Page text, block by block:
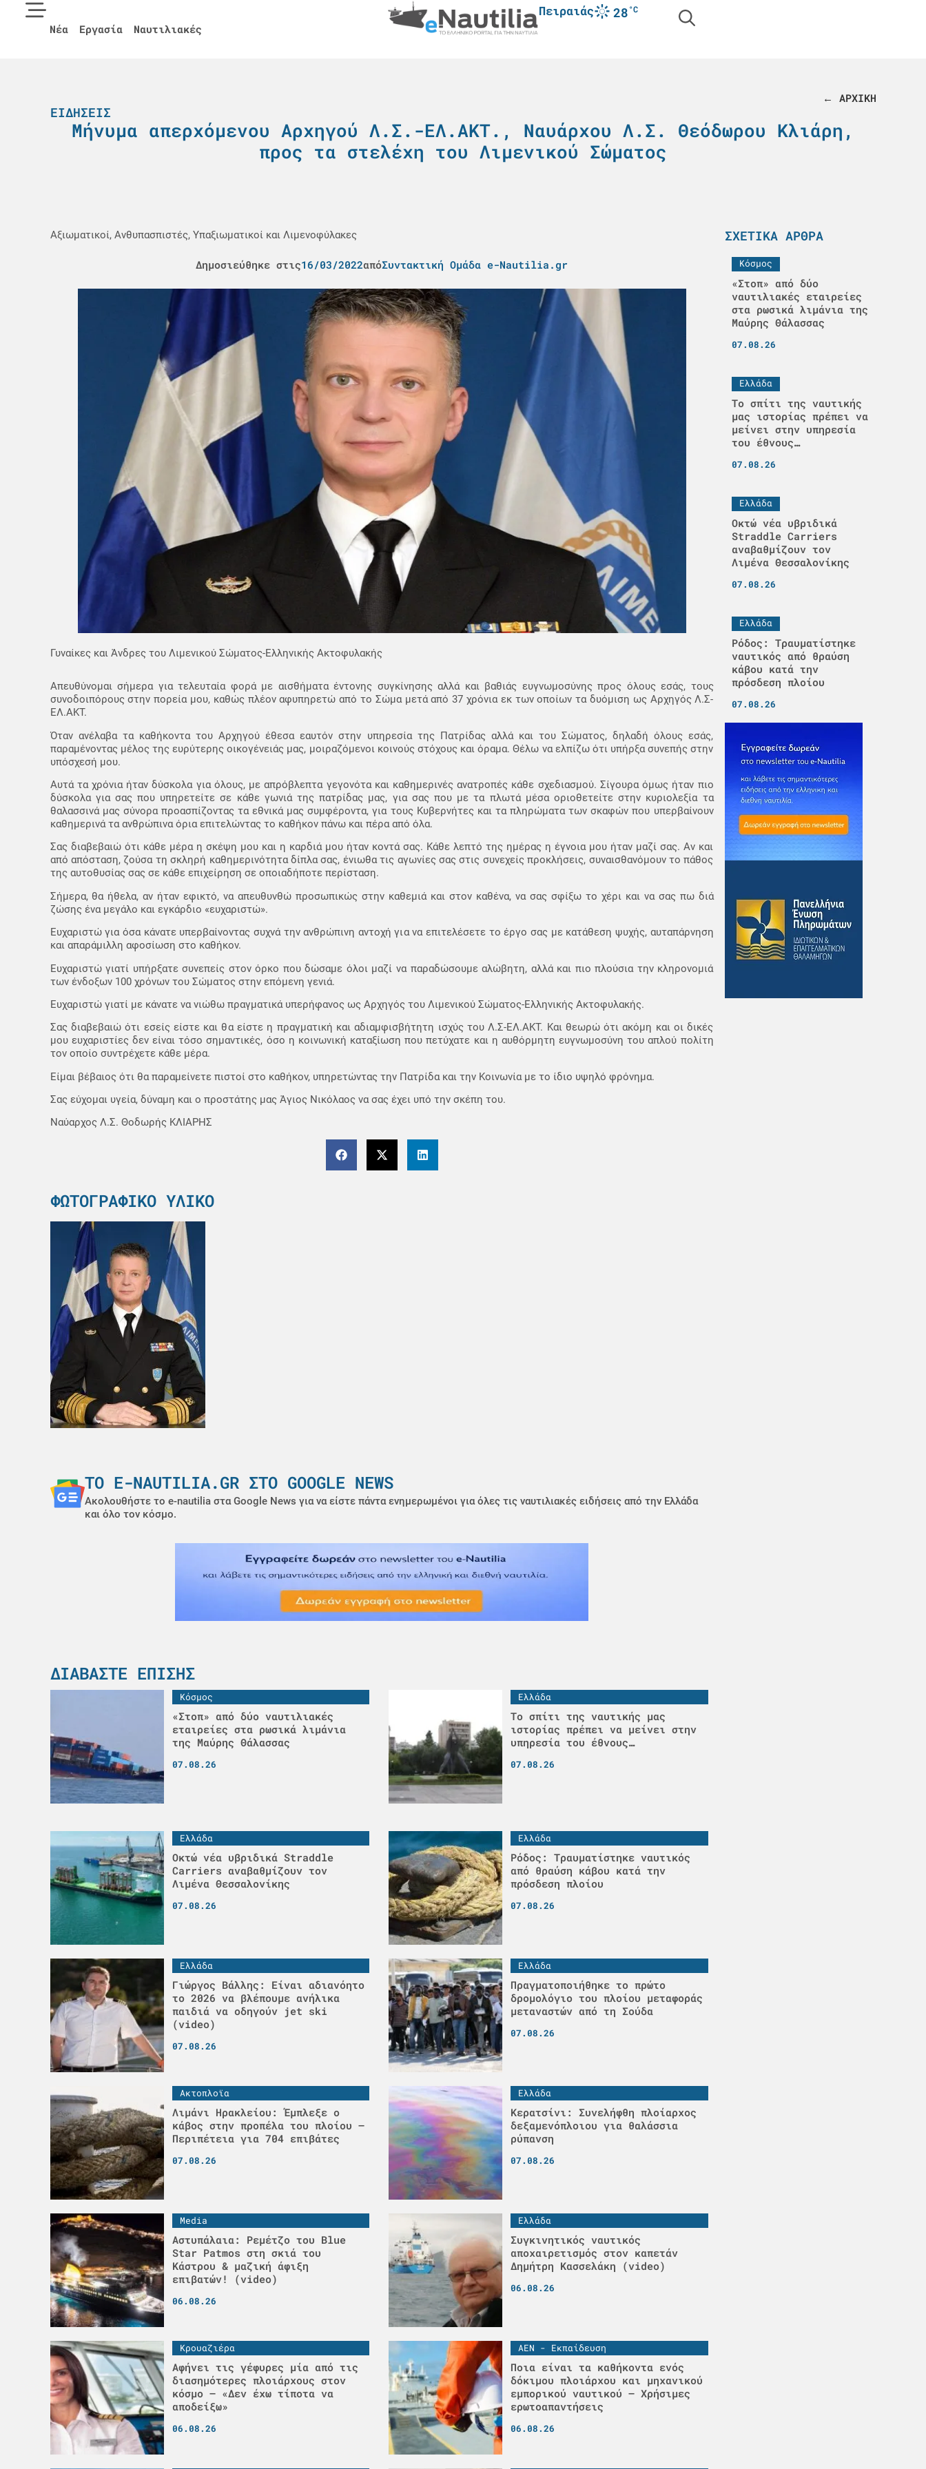
Νέα Εργασία Ναυτιλιακές
Πειραιάς 28°C
← ΑΡΧΙΚΗ
ΕΙΔΉΣΕΙΣ
Μήνυμα απερχόμενου Αρχηγού Λ.Σ.-ΕΛ.ΑΚΤ., Ναυάρχου Λ.Σ. Θεόδωρου Κλιάρη,
προς τα στελέχη του Λιμενικού Σώματος
Αξιωματικοί, Ανθυπασπιστές, Υπαξιωματικοί και Λιμενοφύλακες
Δημοσιεύθηκε στις16/03/2022απόΣυντακτική Ομάδα e-Nautilia.gr
Γυναίκες και Άνδρες του Λιμενικού Σώματος-Ελληνικής Ακτοφυλακής
Απευθύνομαι σήμερα για τελευταία φορά με αισθήματα έντονης συγκίνησης αλλά και βαθιάς ευγνωμοσύνης προς όλους εσάς, τους
συνοδοιπόρους στην πορεία μου, καθώς πλέον αφυπηρετώ από το Σώμα μετά από 37 χρόνια εκ των οποίων τα δυόμιση ως Αρχηγός Λ.Σ-
ΕΛ.ΑΚΤ.
Όταν ανέλαβα τα καθήκοντα του Αρχηγού έθεσα εαυτόν στην υπηρεσία της Πατρίδας αλλά και του Σώματος, δηλαδή όλους εσάς,
παραμένοντας μέλος της ευρύτερης οικογένειάς μας, μοιραζόμενοι κοινούς στόχους και όραμα. Θέλω να ελπίζω ότι υπήρξα συνεπής στην
υπόσχεσή μου.
Αυτά τα χρόνια ήταν δύσκολα για όλους, με απρόβλεπτα γεγονότα και καθημερινές ανατροπές κάθε σχεδιασμού. Σίγουρα όμως ήταν πιο
δύσκολα για σας που υπηρετείτε σε κάθε γωνιά της πατρίδας μας, για σας που με τα πλωτά μέσα οριοθετείτε στην κυριολεξία τα
θαλασσινά μας σύνορα προασπίζοντας τα εθνικά μας συμφέροντα, για τους Κυβερνήτες και τα πληρώματα των σκαφών που υπερβαίνουν
καθημερινά τα ανθρώπινα όρια επιτελώντας το καθήκον πάνω και πέρα από όλα.
Σας διαβεβαιώ ότι κάθε μέρα η σκέψη μου και η καρδιά μου ήταν κοντά σας. Κάθε λεπτό της ημέρας η έγνοια μου ήταν μαζί σας. Αν και
από απόσταση, ζούσα τη σκληρή καθημερινότητα δίπλα σας, ένιωθα τις αγωνίες σας στις συνεχείς προκλήσεις, συναισθανόμουν το πάθος
της αυτοθυσίας σας σε κάθε επιχείρηση σε οποιαδήποτε περίσταση.
Σήμερα, θα ήθελα, αν ήταν εφικτό, να απευθυνθώ προσωπικώς στην καθεμιά και στον καθένα, να σας σφίξω το χέρι και να σας πω διά
ζώσης ένα μεγάλο και εγκάρδιο «ευχαριστώ».
Ευχαριστώ για όσα κάνατε υπερβαίνοντας συχνά την ανθρώπινη αντοχή για να επιτελέσετε το έργο σας με κατάθεση ψυχής, αυταπάρνηση
και απαράμιλλη αφοσίωση στο καθήκον.
Ευχαριστώ γιατί υπήρξατε συνεπείς στον όρκο που δώσαμε όλοι μαζί να παραδώσουμε αλώβητη, αλλά και πιο πλούσια την κληρονομιά
των ένδοξων 100 χρόνων του Σώματος στην επόμενη γενιά.
Ευχαριστώ γιατί με κάνατε να νιώθω πραγματικά υπερήφανος ως Αρχηγός του Λιμενικού Σώματος-Ελληνικής Ακτοφυλακής.
Σας διαβεβαιώ ότι εσείς είστε και θα είστε η πραγματική και αδιαμφισβήτητη ισχύς του Λ.Σ-ΕΛ.ΑΚΤ. Και θεωρώ ότι ακόμη και οι δικές
μου ευχαριστίες δεν είναι τόσο σημαντικές, όσο η κοινωνική καταξίωση που πετύχατε και η αυθόρμητη ευγνωμοσύνη του απλού πολίτη
τον οποίο συντρέχετε κάθε μέρα.
Είμαι βέβαιος ότι θα παραμείνετε πιστοί στο καθήκον, υπηρετώντας την Πατρίδα και την Κοινωνία με το ίδιο υψηλό φρόνημα.
Σας εύχομαι υγεία, δύναμη και ο προστάτης μας Άγιος Νικόλαος να σας έχει υπό την σκέπη του.
Ναύαρχος Λ.Σ. Θοδωρής ΚΛΙΑΡΗΣ
ΦΩΤΟΓΡΑΦΙΚΌ ΥΛΙΚΌ
ΤΟ E-NAUTILIA.GR ΣΤΟ GOOGLE NEWS
Ακολουθήστε το e-nautilia στα Google News για να είστε πάντα ενημερωμένοι για όλες τις ναυτιλιακές ειδήσεις από την Ελλάδα
και όλο τον κόσμο.
ΔΙΑΒΆΣΤΕ ΕΠΊΣΗΣ
Κόσμος
«Στοπ» από δύο ναυτιλιακές
εταιρείες στα ρωσικά λιμάνια
της Μαύρης Θάλασσας
07.08.26
Ελλάδα
Το σπίτι της ναυτικής μας
ιστορίας πρέπει να μείνει στην
υπηρεσία του έθνους…
07.08.26
Ελλάδα
Οκτώ νέα υβριδικά Straddle
Carriers αναβαθμίζουν τον
Λιμένα Θεσσαλονίκης
07.08.26
Ελλάδα
Ρόδος: Τραυματίστηκε ναυτικός
από θραύση κάβου κατά την
πρόσδεση πλοίου
07.08.26
Ελλάδα
Γιώργος Βάλλης: Είναι αδιανόητο
το 2026 να βλέπουμε ανήλικα
παιδιά να οδηγούν jet ski
(video)
07.08.26
Ελλάδα
Πραγματοποιήθηκε το πρώτο
δρομολόγιο του πλοίου μεταφοράς
μεταναστών από τη Σούδα
07.08.26
Ακτοπλοϊα
Λιμάνι Ηρακλείου: Έμπλεξε ο
κάβος στην προπέλα του πλοίου –
Περιπέτεια για 704 επιβάτες
07.08.26
Ελλάδα
Κερατσίνι: Συνελήφθη πλοίαρχος
δεξαμενόπλοιου για θαλάσσια
ρύπανση
07.08.26
Media
Αστυπάλαια: Ρεμέτζο του Blue
Star Patmos στη σκιά του
Κάστρου & μαζική άφιξη
επιβατών! (video)
06.08.26
Ελλάδα
Συγκινητικός ναυτικός
αποχαιρετισμός στον καπετάν
Δημήτρη Κασσελάκη (video)
06.08.26
Κρουαζιέρα
Αφήνει τις γέφυρες μία από τις
διασημότερες πλοιάρχους στον
κόσμο – «Δεν έχω τίποτα να
αποδείξω»
06.08.26
ΑΕΝ - Εκπαίδευση
Ποια είναι τα καθήκοντα ενός
δόκιμου πλοιάρχου και μηχανικού
εμπορικού ναυτικού – Χρήσιμες
ερωτοαπαντήσεις
06.08.26
ΣΧΕΤΙΚΆ ΆΡΘΡΑ
Κόσμος
«Στοπ» από δύο
ναυτιλιακές εταιρείες
στα ρωσικά λιμάνια της
Μαύρης Θάλασσας
07.08.26
Ελλάδα
Το σπίτι της ναυτικής
μας ιστορίας πρέπει να
μείνει στην υπηρεσία
του έθνους…
07.08.26
Ελλάδα
Οκτώ νέα υβριδικά
Straddle Carriers
αναβαθμίζουν τον
Λιμένα Θεσσαλονίκης
07.08.26
Ελλάδα
Ρόδος: Τραυματίστηκε
ναυτικός από θραύση
κάβου κατά την
πρόσδεση πλοίου
07.08.26